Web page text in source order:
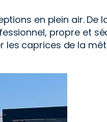
en plein air. De
propre et
les caprices de la